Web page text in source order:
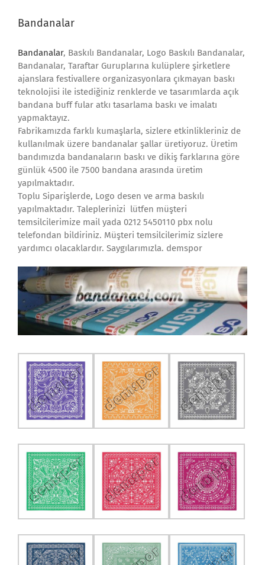
Bandanalar
Bandanalar, Baskılı Bandanalar, Logo Baskılı Bandanalar,
Bandanalar, Taraftar Guruplarına kulüplere şirketlere
ajanslara festivallere organizasyonlara çıkmayan baskı
teknolojisi ile istediğiniz renklerde ve tasarımlarda açık
bandana buff fular atkı tasarlama baskı ve imalatı
yapmaktayız.
Fabrikamızda farklı kumaşlarla, sizlere etkinlikleriniz de
kullanılmak üzere bandanalar şallar üretiyoruz. Üretim
bandımızda bandanaların baskı ve dikiş farklarına göre
günlük 4500 ile 7500 bandana arasında üretim
yapılmaktadır.
Toplu Siparişlerde, Logo desen ve arma baskılı
yapılmaktadır. Taleplerinizi lütfen müşteri
temsilcilerimize mail yada 0212 5450110 pbx nolu
telefondan bildiriniz. Müşteri temsilcilerimiz sizlere
yardımcı olacaklardır. Saygılarımızla. demspor